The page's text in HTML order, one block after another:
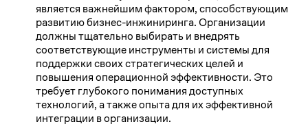
является важнейшим фактором, способствующим
развитию бизнес-инжиниринга. Организации
должны тщательно выбирать и внедрять
соответствующие инструменты и системы для
поддержки своих стратегических целей и
повышения операционной эффективности. Это
требует глубокого понимания доступных
технологий, а также опыта для их эффективной
интеграции в организации.